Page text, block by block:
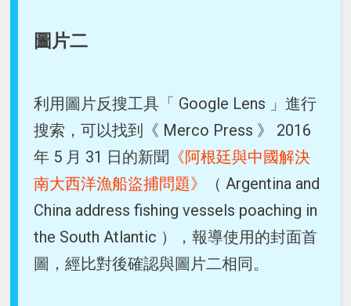
圖片二
利用圖片反搜工具「 Google Lens 」進行
搜索，可以找到《 Merco Press 》 2016
年 5 月 31 日的新聞 《阿根廷與中國解決
南大西洋漁船盜捕問題》
（ Argentina and
China address fishing vessels poaching in
the South Atlantic ），報導使用的封面首
圖，經比對後確認與圖片二相同。